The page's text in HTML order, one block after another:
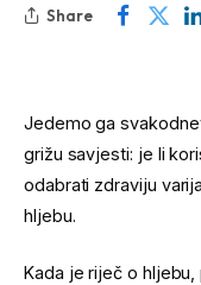
Share
Jedemo ga
grižu savjesti: je li
odabrati zdraviju
hljebu.
Kada je riječ o